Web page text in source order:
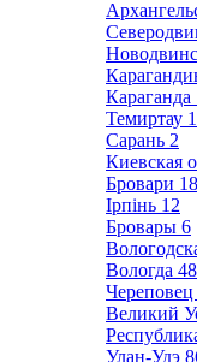
Караганда
Темиртау
Сарань 2
Киевская
Бровари 18
Ірпінь 12
Бровары 6
Вологда 48
Череповец
Великий
Улан-Удэ